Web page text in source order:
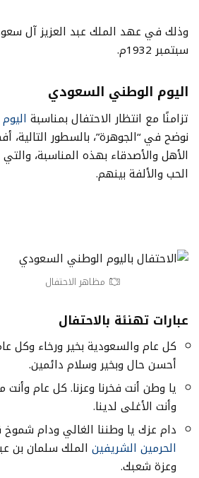
سبتمبر 1932م.
اليوم الوطني السعودي
تزامنًا مع انتظار الاحتفال بمناسبة
نوضح في “الجوهرة”، بالسطور التالية،
الأهل والأصدقاء بهذه المناسبة،
الحب والألفة بينهم.
مظاهر الاحتفال
عبارات تهنئة بالاحتفال
كل عام والسعودية بخير ورخاء وكل
أحسن حال وبخير وسلام دائمين.
يا وطن أنت فخرنا وعزنا. كل عام
وأنت الأغلى لدينا.
دام عزك يا وطننا الغالي ودام
الحرمين الشريفين الملك سلمان بن
وعزة شعبك.